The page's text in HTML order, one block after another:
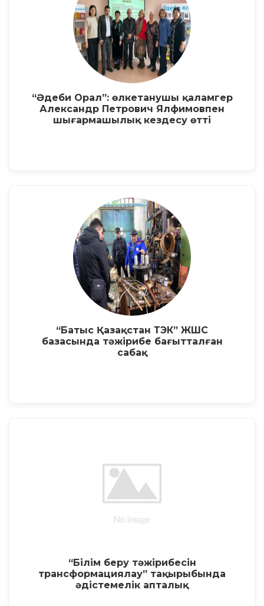
“Әдеби Орал”: өлкетанушы қаламгер
Александр Петрович Ялфимовпен
шығармашылық кездесу өтті
“Батыс Қазақстан ТЭК” ЖШС
базасында тәжірибе бағытталған
сабақ
“Білім беру тәжірибесін
трансформациялау” тақырыбында
әдістемелік апталық